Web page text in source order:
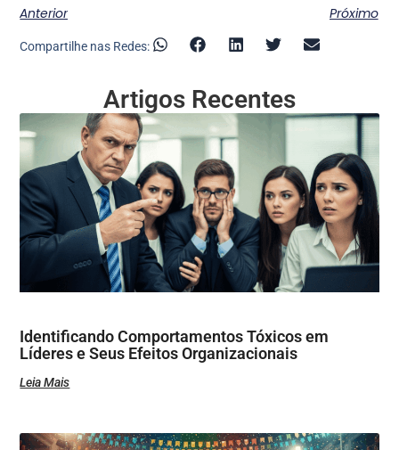
Anterior Próximo
Compartilhe nas Redes:
Artigos Recentes
Identificando Comportamentos Tóxicos em
Líderes e Seus Efeitos Organizacionais
Leia Mais